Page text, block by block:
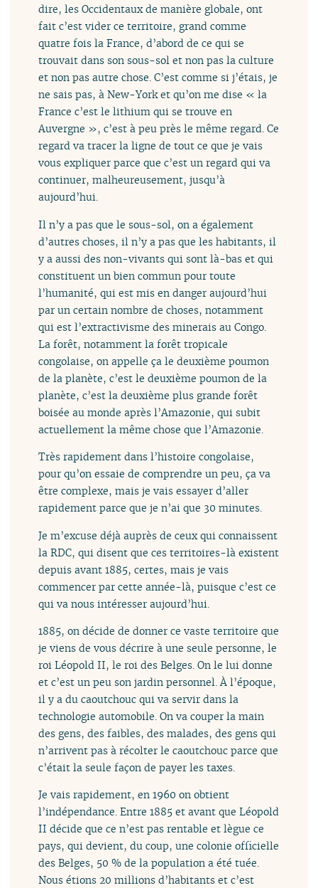
dire, les Occidentaux de manière globale, ont
fait c’est vider ce territoire, grand comme
quatre fois la France, d’abord de ce qui se
trouvait dans son sous-sol et non pas la culture
et non pas autre chose. C’est comme si j’étais, je
ne sais pas, à New-York et qu’on me dise « la
France c’est le lithium qui se trouve en
Auvergne », c’est à peu près le même regard. Ce
regard va tracer la ligne de tout ce que je vais
vous expliquer parce que c’est un regard qui va
continuer, malheureusement, jusqu’à
aujourd’hui.
Il n’y a pas que le sous-sol, on a également
d’autres choses, il n’y a pas que les habitants, il
y a aussi des non-vivants qui sont là-bas et qui
constituent un bien commun pour toute
l’humanité, qui est mis en danger aujourd’hui
par un certain nombre de choses, notamment
qui est l’extractivisme des minerais au Congo.
La forêt, notamment la forêt tropicale
congolaise, on appelle ça le deuxième poumon
de la planète, c’est le deuxième poumon de la
planète, c’est la deuxième plus grande forêt
boisée au monde après l’Amazonie, qui subit
actuellement la même chose que l’Amazonie.
Très rapidement dans l’histoire congolaise,
pour qu’on essaie de comprendre un peu, ça va
être complexe, mais je vais essayer d’aller
rapidement parce que je n’ai que 30 minutes.
Je m’excuse déjà auprès de ceux qui connaissent
la RDC, qui disent que ces territoires-là existent
depuis avant 1885, certes, mais je vais
commencer par cette année-là, puisque c’est ce
qui va nous intéresser aujourd’hui.
1885, on décide de donner ce vaste territoire que
je viens de vous décrire à une seule personne, le
roi Léopold II, le roi des Belges. On le lui donne
et c’est un peu son jardin personnel. À l’époque,
il y a du caoutchouc qui va servir dans la
technologie automobile. On va couper la main
des gens, des faibles, des malades, des gens qui
n’arrivent pas à récolter le caoutchouc parce que
c’était la seule façon de payer les taxes.
Je vais rapidement, en 1960 on obtient
l’indépendance. Entre 1885 et avant que Léopold
II décide que ce n’est pas rentable et lègue ce
pays, qui devient, du coup, une colonie officielle
des Belges, 50 % de la population a été tuée.
Nous étions 20 millions d’habitants et c’est